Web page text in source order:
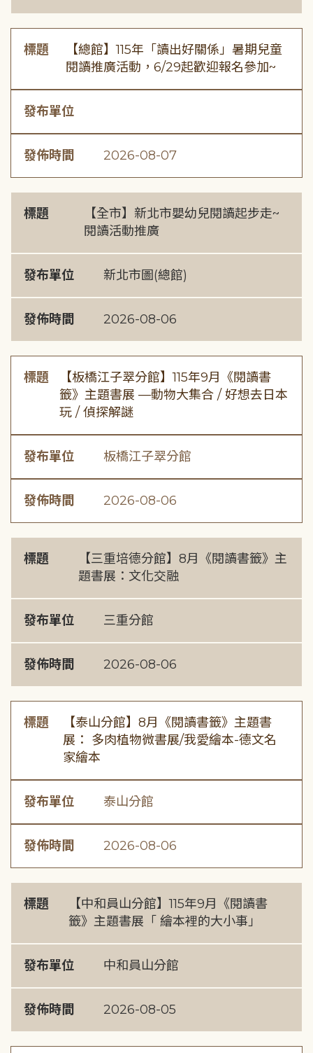
標題
【總館】115年「讀出好關係」暑期兒童
閱讀推廣活動，6/29起歡迎報名參加~
發布單位
發佈時間 2026-08-07
標題
【全市】新北市嬰幼兒閱讀起步走~
閱讀活動推廣
發布單位 新北市圖(總館)
發佈時間 2026-08-06
標題
【板橋江子翠分館】115年9月《閱讀書
籤》主題書展 —動物大集合 / 好想去日本
玩 / 偵探解謎
發布單位 板橋江子翠分館
發佈時間 2026-08-06
標題
【三重培德分館】8月《閱讀書籤》主
題書展：文化交融
發布單位 三重分館
發佈時間 2026-08-06
標題
【泰山分館】8月《閱讀書籤》主題書
展： 多肉植物微書展/我愛繪本-德文名
家繪本
發布單位 泰山分館
發佈時間 2026-08-06
標題
【中和員山分館】115年9月《閱讀書
籤》主題書展「 繪本裡的大小事」
發布單位 中和員山分館
發佈時間 2026-08-05